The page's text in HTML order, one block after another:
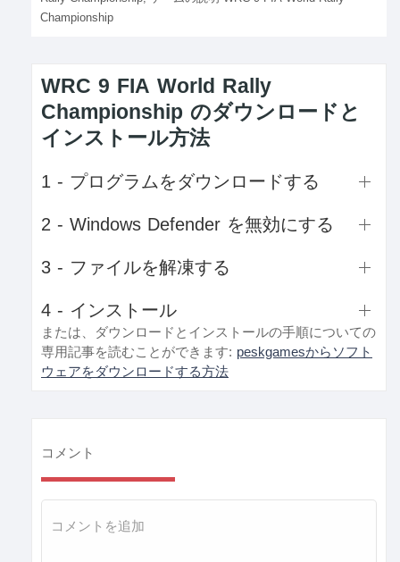
Championship
WRC 9 FIA World Rally
Championship のダウンロードと
インストール方法
1 - プログラムをダウンロードする
2 - Windows Defender を無効にする
3 - ファイルを解凍する
4 - インストール
または、ダウンロードとインストールの手順についての
専用記事を読むことができます: peskgamesからソフト
ウェアをダウンロードする方法
コメント